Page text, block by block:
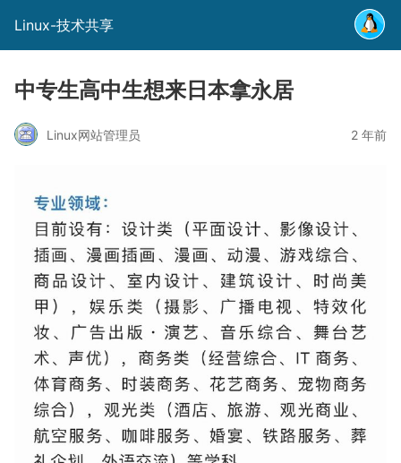
Linux-技术共享
中专生高中生想来日本拿永居
Linux网站管理员 2 年前